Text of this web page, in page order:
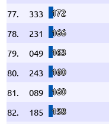
77.
333 172
78.
231 166
79.
049 163
80.
243 160
81.
089 160
82.
185 158